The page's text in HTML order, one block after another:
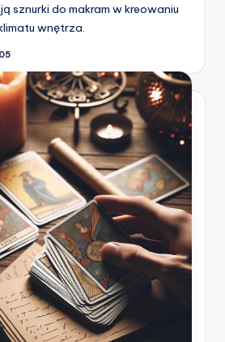
sznurki do makram w kreowaniu
wnętrza.